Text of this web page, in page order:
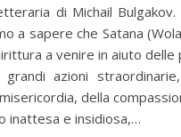
di Michail
a sapere che Satana
a venire in aiuto
azioni
della
inattesa e insidiosa,…